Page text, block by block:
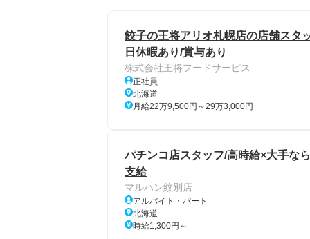
餃子の王将アリオ札幌店の店舗スタ
日休暇あり/賞与あり
株式会社王将フードサービス
正社員
北海道
月給22万9,500円～29万3,000円
パチンコ店スタッフ/高時給×大手な
支給
マルハン紋別店
アルバイト・パート
北海道
時給1,300円～